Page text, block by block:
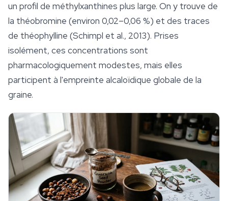
un profil de méthylxanthines plus large. On y trouve de
la théobromine (environ 0,02–0,06 %) et des traces
de théophylline (Schimpl et al., 2013). Prises
isolément, ces concentrations sont
pharmacologiquement modestes, mais elles
participent à l'empreinte alcaloïdique globale de la
graine.